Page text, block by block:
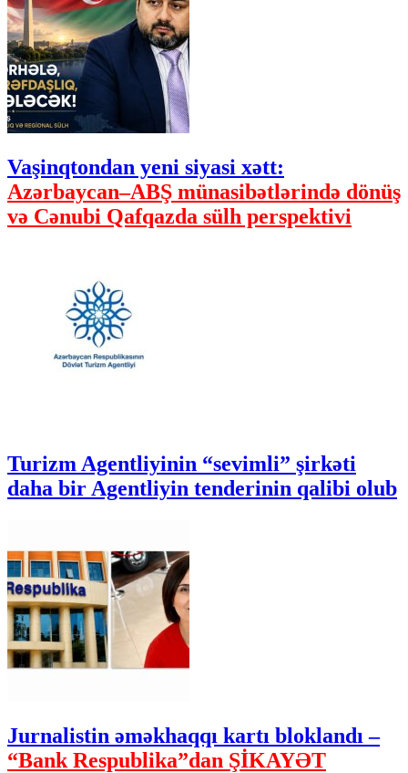
Vaşinqtondan yeni siyasi xətt:
Azərbaycan–ABŞ münasibətlərində dönüş
və Cənubi Qafqazda sülh perspektivi
Turizm Agentliyinin “sevimli” şirkəti
daha bir Agentliyin tenderinin qalibi olub
Jurnalistin əməkhaqqı kartı bloklandı –
“Bank Respublika”dan ŞİKAYƏT